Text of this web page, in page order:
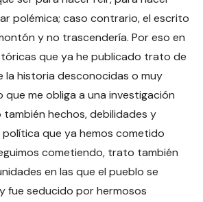
polémica; caso contrario, el escrito
y no trascendería. Por eso en
que ya he publicado trato de
la historia desconocidas o muy
me obliga a una investigación
hechos, debilidades y
que ya hemos cometido
cometiendo, trato también
en las que el pueblo se
fue seducido por hermosos